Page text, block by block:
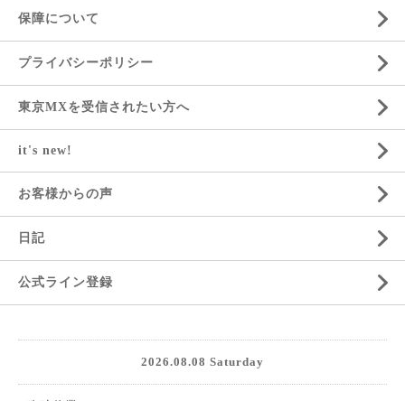
保障について
プライバシーポリシー
東京MXを受信されたい方へ
it's new!
お客様からの声
日記
公式ライン登録
2026.08.08 Saturday